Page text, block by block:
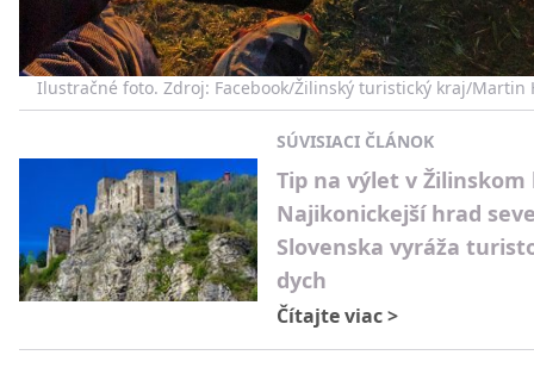
Ilustračné foto. Zdroj: Facebook/Žilinský turistický kraj/Martin
SÚVISIACI ČLÁNOK
Tip na výlet v Žilinskom
Najikonickejší hrad
Slovenska vyráža
dych
Čítajte viac>